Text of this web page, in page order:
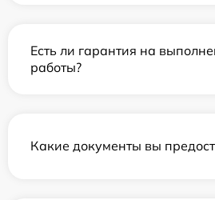
Есть ли гарантия на
работы?
Какие документы вы